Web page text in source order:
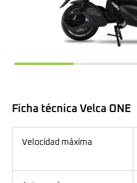
Ficha técnica Velca ONE
Velocidad máxima